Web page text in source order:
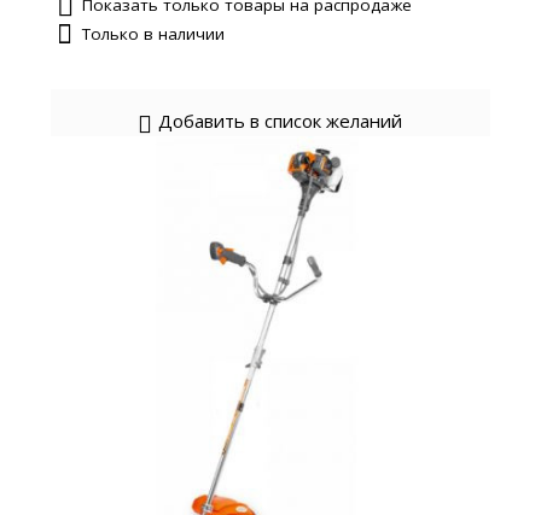
Показать только товары на распродаже
Только в наличии
Добавить в список желаний